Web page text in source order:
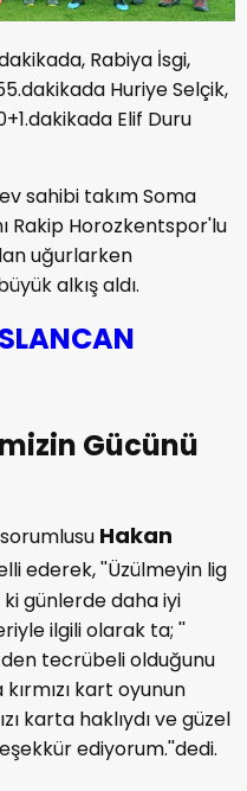
Rabiya İsgi,
Huriye Selçik,
Elif Duru
sahibi takım Soma
Rakip Horozkentspor'lu
uğurlarken
alkış aldı.
Gücünü
Hakan
ederek, ''Üzülmeyin lig
günlerde daha iyi
ilgili olarak ta; ''
tecrübeli olduğunu
kart oyunun
karta haklıydı ve güzel
ediyorum.''dedi.